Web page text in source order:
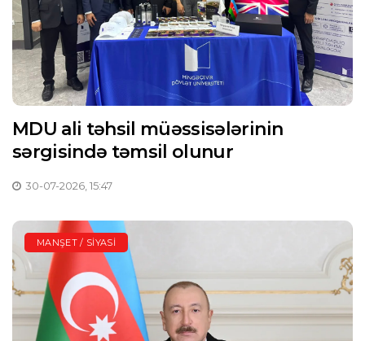
MDU ali təhsil müəssisələrinin
sərgisində təmsil olunur
30-07-2026, 15:47
MANŞET / SIYASI